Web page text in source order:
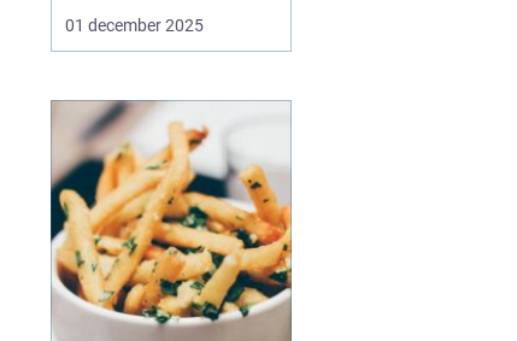
och en unik blandning
lockar ständigt resenärer
från hela världen som
önskar uppleva allt fr&...
01 december 2025